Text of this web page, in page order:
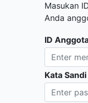
Masukan
Anda
ID
Kata Sandi